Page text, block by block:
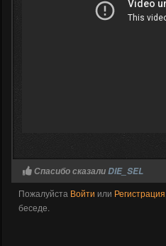
Спасибо сказалиDIE_SEL
Пожалуйста Войти или Регистрация
беседе.